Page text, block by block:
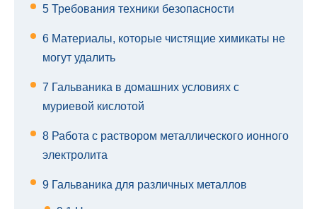
5 Требования техники безопасности
6 Материалы, которые чистящие химикаты не
могут удалить
7 Гальваника в домашних условиях с
муриевой кислотой
8 Работа с раствором металлического ионного
электролита
9 Гальваника для различных металлов